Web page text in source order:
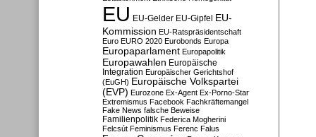
EU EU-Gelder EU-Gipfel EU-
Kommission EU-Ratspräsidentschaft
Euro EURO 2020 Eurobonds Europa
Europaparlament Europapolitik
Europawahlen Europäische
Integration Europäischer Gerichtshof
(EuGH) Europäische Volkspartei
(EVP) Eurozone Ex-Agent Ex-Porno-Star
Extremismus Facebook Fachkräftemangel
Fake News falsche Beweise
Familienpolitik Federica Mogherini
Felcsút Feminismus Ferenc Falus